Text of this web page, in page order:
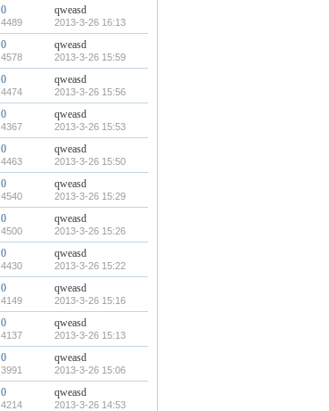
0
4489
qweasd
2013-3-26 16:13
0
4578
qweasd
2013-3-26 15:59
0
4474
qweasd
2013-3-26 15:56
0
4367
qweasd
2013-3-26 15:53
0
4463
qweasd
2013-3-26 15:50
0
4540
qweasd
2013-3-26 15:29
0
4500
qweasd
2013-3-26 15:26
0
4430
qweasd
2013-3-26 15:22
0
4149
qweasd
2013-3-26 15:16
0
4137
qweasd
2013-3-26 15:13
0
3991
qweasd
2013-3-26 15:06
0
4214
qweasd
2013-3-26 14:53